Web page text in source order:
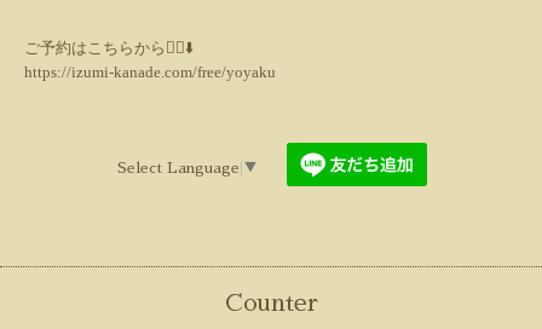
ご予約はこちらから💁‍♀️⬇️
https://izumi-kanade.com/free/yoyaku
Select Language ▼
Counter